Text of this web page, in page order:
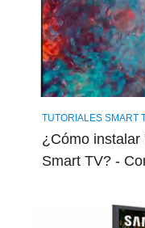
TUTORIALES SMART
¿Cómo instalar
Smart TV? -